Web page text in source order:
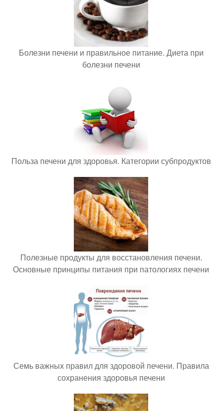
Болезни печени и правильное питание. Диета при
болезни печени
Польза печени для здоровья. Категории субпродуктов
Полезные продукты для восстановления печени.
Основные принципы питания при патологиях печени
Семь важных правил для здоровой печени. Правила
сохранения здоровья печени